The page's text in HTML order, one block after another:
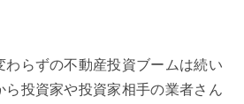
わらずの不動産投資ブームは続い
ら投資家や投資家相手の業者さん